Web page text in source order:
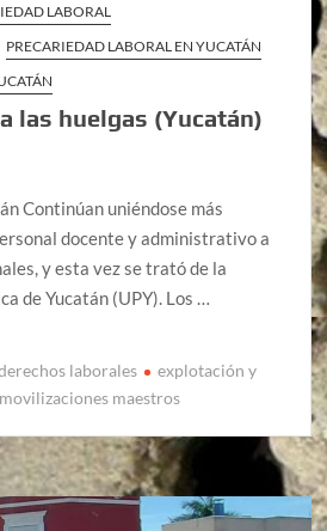
LABORAL
PRECARIEDAD LABORAL EN YUCATÁN
las huelgas (Yucatán)
Continúan uniéndose más
docente y administrativo a
y esta vez se trató de la
de Yucatán (UPY). Los …
laborales
explotación y
movilizaciones maestros